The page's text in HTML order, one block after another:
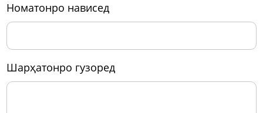
номатонро нависед
шарҳатонро гузоред